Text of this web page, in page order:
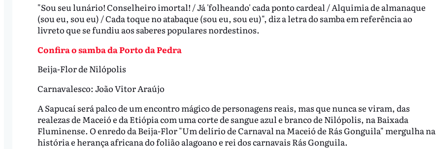
"Sou seu lunário! Conselheiro imortal! / Já 'folheando' cada ponto cardeal / Alquimia de almanaque
(sou eu, sou eu) / Cada toque no atabaque (sou eu, sou eu)", diz a letra do samba em referência ao
livreto que se fundiu aos saberes populares nordestinos.
Confira o samba da Porto da Pedra
Beija-Flor de Nilópolis
Carnavalesco: João Vitor Araújo
A Sapucaí será palco de um encontro mágico de personagens reais, mas que nunca se viram, das
realezas de Maceió e da Etiópia com uma corte de sangue azul e branco de Nilópolis, na Baixada
Fluminense. O enredo da Beija-Flor "Um delírio de Carnaval na Maceió de Rás Gonguila" mergulha na
história e herança africana do folião alagoano e rei dos carnavais Rás Gonguila.